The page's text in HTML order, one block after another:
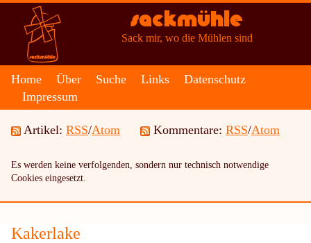
Sackmühle
Sack mir, wo die Mühlen sind
Home Über Suche Links
Datenschutz
Impressum
Artikel: RSS/Atom Kommentare: RSS/Atom
Es werden keine verfolgenden, sondern nur technisch notwendige
Cookies eingesetzt.
Kakerlake